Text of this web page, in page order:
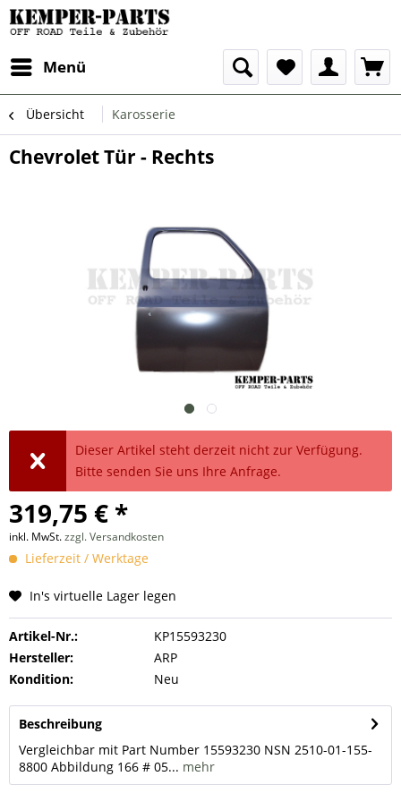
Menü
Übersicht Karosserie
Chevrolet Tür - Rechts
Dieser Artikel steht derzeit nicht zur Verfügung.
Bitte senden Sie uns Ihre Anfrage.
319,75 € *
inkl. MwSt.zzgl. Versandkosten
Lieferzeit / Werktage
In's virtuelle Lager legen
Artikel-Nr.:
KP15593230
Hersteller:
ARP
Kondition:
Neu
Beschreibung
Vergleichbar mit Part Number 15593230 NSN 2510-01-155-
8800 Abbildung 166 # 05... mehr